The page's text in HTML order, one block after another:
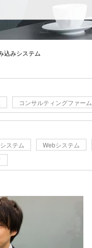
込みシステム
コンサルティングファーム
ステム Webシステム